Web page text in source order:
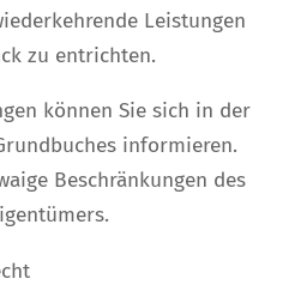
Leistungen
zu entrichten.
können Sie sich in der
informieren.
Beschränkungen des